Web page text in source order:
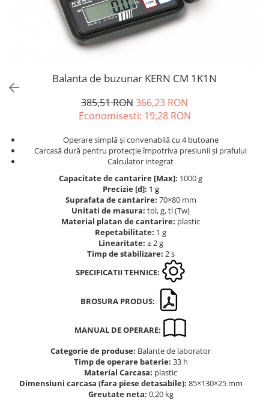
Cantare de banc
Cantare de numarare
Cantare de podea
Cantare drive-through
Punti de cantarire
Cantare pentru macara
Cantare medicale
Cantar cu balustrada
Cantare bebelusi
Cantare cu platforma pentru
Cantare cu scaun
Cantare de baie
Dinamometre de mana
Masurare dimensiuni corporale
Sisteme de cantarire Industry 4.0
Accesorii greutati
Cutii din aluminiu
Cutii din plastic
Manipulare greutati
Balanta de buzunar KERN CM 1K1N
385,51 RON366,23 RON
Economisesti: 19,28 RON
Operare simplă și convenabilă cu 4 butoane
Carcasă dură pentru protecție împotriva presiunii și prafului
Calculator integrat
Capacitate de cantarire [Max]: 1000 g
Precizie [d]: 1 g
Suprafata de cantarire: 70×80 mm
Unitati de masura: tol, g, tl (Tw)
Material platan de cantarire: plastic
Repetabilitate: 1 g
Linearitate: ± 2 g
Timp de stabilizare: 2 s
SPECIFICATII TEHNICE:
BROSURA PRODUS:
MANUAL DE OPERARE:
Categorie de produse: Balante de laborator
Timp de operare baterie: 33 h
Material Carcasa: plastic
Dimensiuni carcasa (fara piese detasabile): 85×130×25 mm
Greutate neta: 0,20 kg